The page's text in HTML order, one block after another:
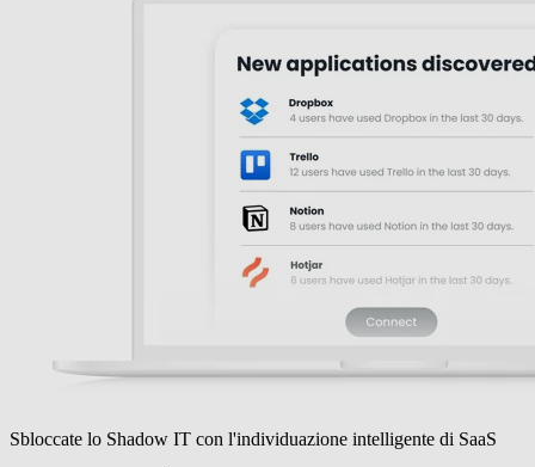
Sbloccate lo Shadow IT con l'individuazione intelligente di SaaS